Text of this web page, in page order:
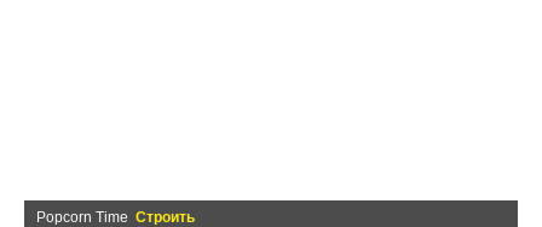
Popcorn Time Строить